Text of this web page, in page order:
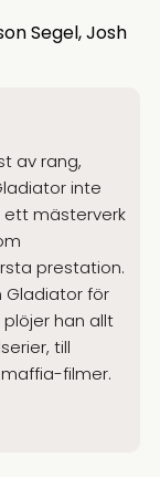
Segel,Josh
av rang,
inte
ett mästerverk
prestation.
Gladiator för
han allt
till
filmer.